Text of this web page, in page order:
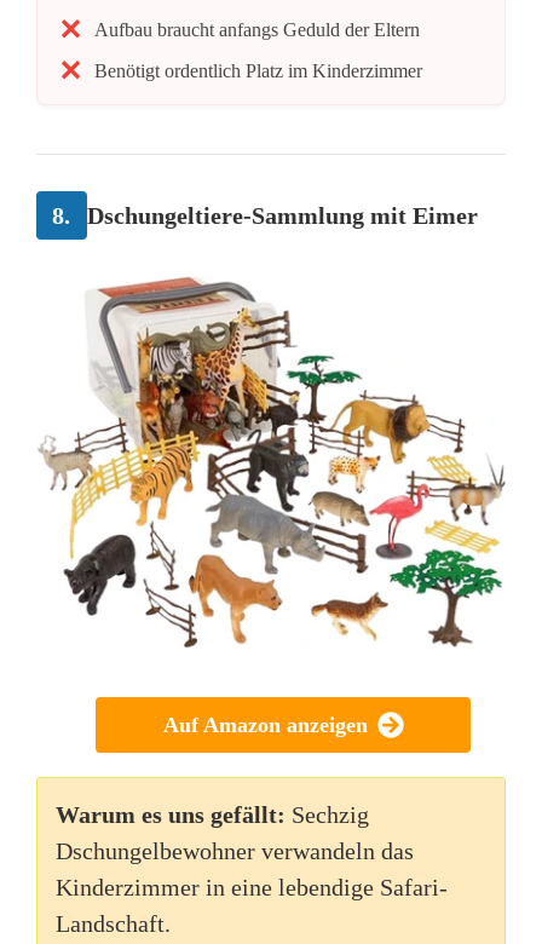
Aufbau braucht anfangs Geduld der Eltern
Benötigt ordentlich Platz im Kinderzimmer
8. Dschungeltiere-Sammlung mit Eimer
Auf Amazon anzeigen
Warum es uns gefällt: Sechzig
Dschungelbewohner verwandeln das
Kinderzimmer in eine lebendige Safari-
Landschaft.